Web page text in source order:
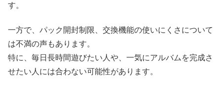
す。
一方で、パック開封制限、交換機能の使いにくさについて
は不満の声もあります。
特に、毎日長時間遊びたい人や、一気にアルバムを完成さ
せたい人には合わない可能性があります。